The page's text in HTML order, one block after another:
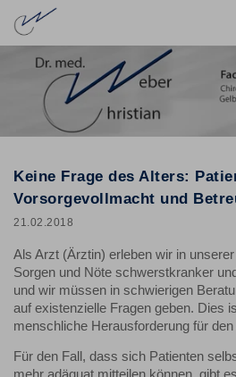
Keine Frage des Alters:
Vorsorgevollmacht und
21.02.2018
Als Arzt (Ärztin) erleben wir in
Sorgen und Nöte schwerstkranker
und wir müssen in schwierigen
auf existenzielle Fragen geben. Dies
menschliche Herausforderung für
Für den Fall, dass sich Patienten